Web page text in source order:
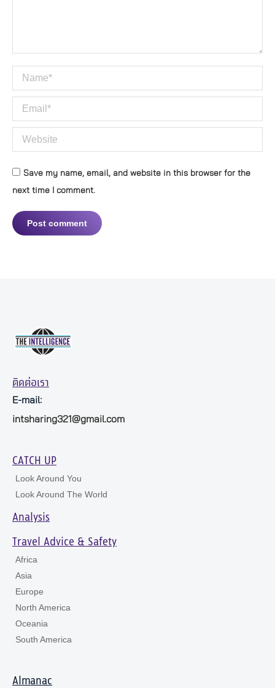
Name *
Email *
Website
Save my name, email, and website in this browser for the
next time I comment.
Post comment
ติดต่อเรา
E-mail:
intsharing321@gmail.com
CATCH UP
Look Around You
Look Around The World
Analysis
Travel Advice & Safety
Africa
Asia
Europe
North America
Oceania
South America
Almanac